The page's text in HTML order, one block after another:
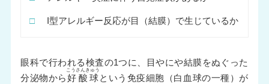
□ I型アレルギー反応が目（結膜）で生じているか
眼科で行われる検査の1つに、目やにや結膜をぬぐった
分泌物から好酸球
こうさんきゅう
という免疫細胞（白血球の一種）が